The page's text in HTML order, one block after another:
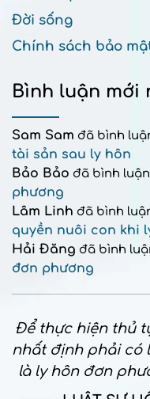
Đời sống
Chính sách bảo
Bình luận mới
Sam Sam đã bình
tài sản sau ly hôn
Bảo Bảo đã bình
phương
Lâm Linh đã bình
quyền nuôi con khi
Hải Đăng đã bình
đơn phương
Để thực hiện thủ
nhất định phải có
là ly hôn đơn